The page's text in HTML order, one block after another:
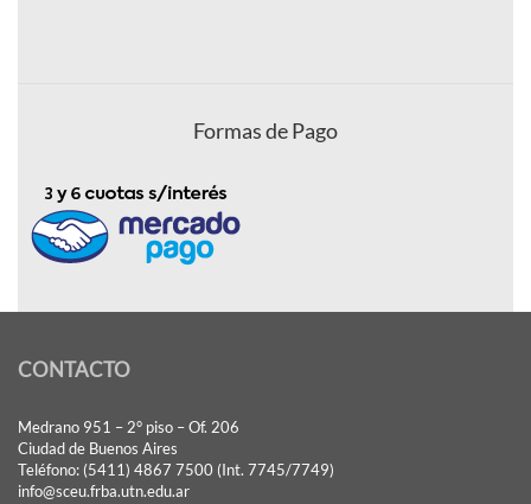
Formas de Pago
CONTACTO
Medrano 951 – 2° piso – Of. 206
Ciudad de Buenos Aires
Teléfono: (5411) 4867 7500 (Int. 7745/7749)
info@sceu.frba.utn.edu.ar